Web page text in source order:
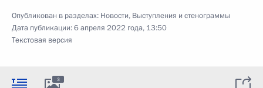
Опубликован в разделах: Новости, Выступления и стенограммы
Дата публикации:6 апреля 2022 года, 13:50
Текстовая версия
3